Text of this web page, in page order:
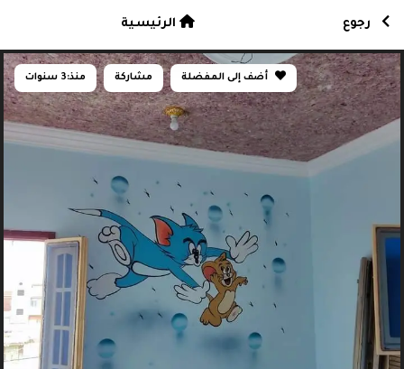
أضف إلى المفضلة مشاركة منذ:3 سنوات
رجوع الرئيسية